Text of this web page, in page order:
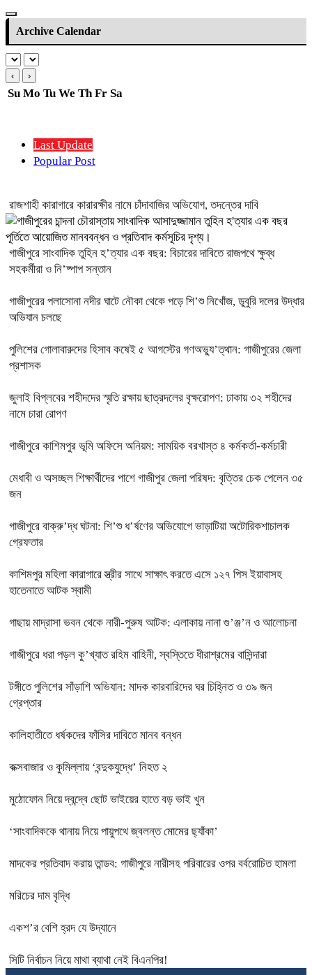
Archive Calendar
‹ ›
Su Mo Tu We Th Fr Sa
Last Update
Popular Post
রাজশাহী কারাগারে কারারক্ষীর নামে চাঁদাবাজির অভিযোগ, তদন্তের দাবি
গাজীপুরে সাংবাদিক তুহিন হ’ত্যার এক বছর: বিচারের দাবিতে রাজপথে ক্ষুব্ধ
সহকর্মীরা ও নি’ষ্পাপ সন্তান
গাজীপুরের পলাসোনা নদীর ঘাটে নৌকা থেকে পড়ে শি’শু নিখোঁজ, ডুবুরি দলের উদ্ধার
অভিযান চলছে
পুলিশের গোলাবারুদের হিসাব কষেই ৫ আগস্টের গণঅভ্যু’ত্থান: গাজীপুরের জেলা
প্রশাসক
জুলাই বিপ্লবের শহীদদের স্মৃতি রক্ষায় ছাত্রদলের বৃক্ষরোপণ: ঢাকায় ৩২ শহীদের
নামে চারা রোপণ
গাজীপুরে কাশিমপুর ভূমি অফিসে অনিয়ম: সাময়িক বরখাস্ত ৪ কর্মকর্তা-কর্মচারী
মেধাবী ও অসচ্ছল শিক্ষার্থীদের পাশে গাজীপুর জেলা পরিষদ: বৃত্তির চেক পেলেন ৩৫
জন
গাজীপুরে বাক্‌রু’দ্ধ ঘটনা: শি’শু ধ’র্ষণের অভিযোগে ভাড়াটিয়া অটোরিকশাচালক
গ্রেফতার
কাশিমপুর মহিলা কারাগারে স্ত্রীর সাথে সাক্ষাৎ করতে এসে ১২৭ পিস ইয়াবাসহ
হাতেনাতে আটক স্বামী
গাছায় মাদ্রাসা ভবন থেকে নারী-পুরুষ আটক: এলাকায় নানা গু’ঞ্জ’ন ও আলোচনা
গাজীপুরে ধরা পড়ল কু’খ্যাত রহিম বাহিনী, স্বস্তিতে ধীরাশ্রমের বাসিন্দারা
টঙ্গীতে পুলিশের সাঁড়াশি অভিযান: মাদক কারবারিদের ঘর চিহ্নিত ও ৩৯ জন
গ্রেপ্তার
কালিহাতীতে ধর্ষকদের ফাঁসির দাবিতে মানব বন্ধন
কক্সবাজার ও কুমিল্লায় ‘বন্দুকযুদ্ধে’ নিহত ২
মুঠোফোন নিয়ে দ্বন্দ্বে ছোট ভাইয়ের হাতে বড় ভাই খুন
‘সাংবাদিককে থানায় নিয়ে পায়ুপথে জ্বলন্ত মোমের ছ্যাঁকা’
মাদকের প্রতিবাদ করায় তান্ডব: গাজীপুরে নারীসহ পরিবারের ওপর বর্বরোচিত হামলা
মরিচের দাম বৃদ্ধি
একশ’র বেশি হ্রদ যে উদ্যানে
সিটি নির্বাচন নিয়ে মাথা ব্যাথা নেই বিএনপির!